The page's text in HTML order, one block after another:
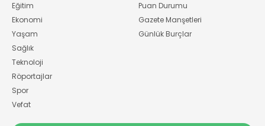
Eğitim
Ekonomi
Yaşam
Sağlık
Teknoloji
Röportajlar
Spor
Vefat
Puan Durumu
Gazete Manşetleri
Günlük Burçlar